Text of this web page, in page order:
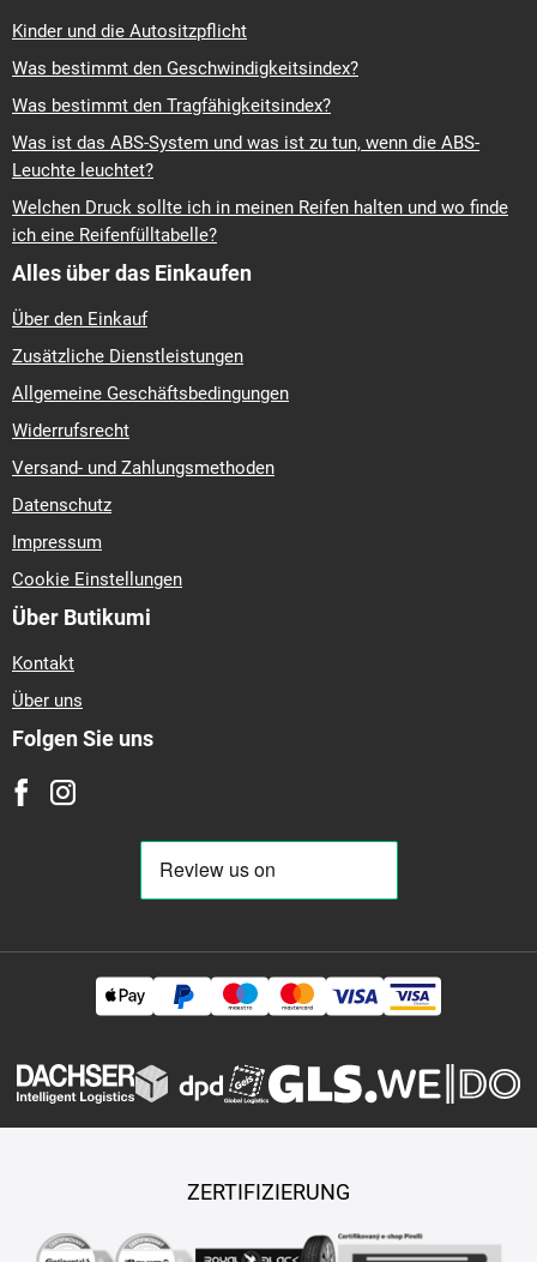
Kinder und die Autositzpflicht
Was bestimmt den Geschwindigkeitsindex?
Was bestimmt den Tragfähigkeitsindex?
Was ist das ABS-System und was ist zu tun, wenn die ABS-
Leuchte leuchtet?
Welchen Druck sollte ich in meinen Reifen halten und wo finde
ich eine Reifenfülltabelle?
Alles über das Einkaufen
Über den Einkauf
Zusätzliche Dienstleistungen
Allgemeine Geschäftsbedingungen
Widerrufsrecht
Versand- und Zahlungsmethoden
Datenschutz
Impressum
Cookie Einstellungen
Über Butikumi
Kontakt
Über uns
Folgen Sie uns
ZERTIFIZIERUNG